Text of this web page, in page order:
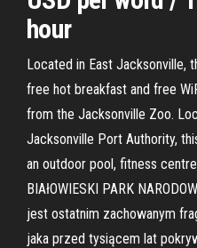
hour
Located in East Jacksonville,
free hot breakfast and free
from the Jacksonville Zoo.
Jacksonville Port Authority,
an outdoor pool, fitness
BIAłOWIESKI PARK
jest ostatnim zachowanym
jaka przed tysiącem lat